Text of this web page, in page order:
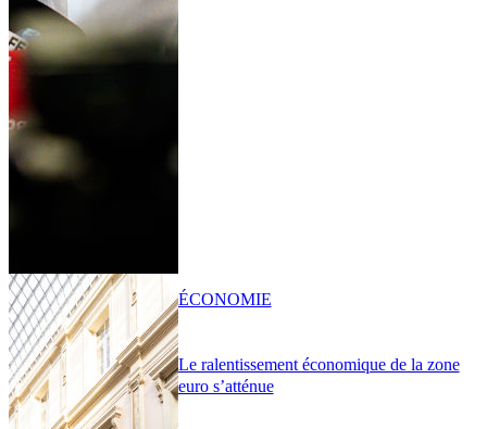
Le ralentissement économique de la zone
euro s’atténue
ÉCONOMIE